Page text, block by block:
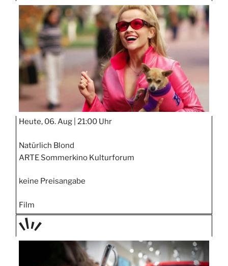
TAGE
STIPP
Heute, 06. Aug | 21:00 Uhr
Natürlich Blond
ARTE Sommerkino Kulturforum
keine Preisangabe
Film
TAGE